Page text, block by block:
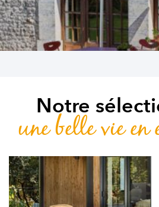
Notre
une belle vie